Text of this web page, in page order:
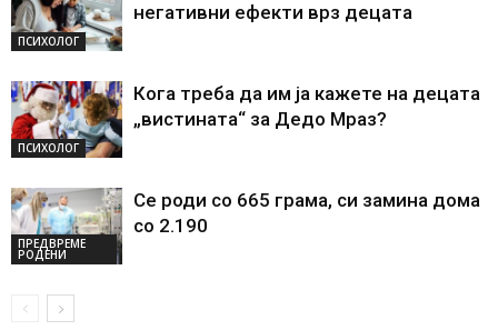
ПСИХОЛОГ
негативни ефекти врз децата
ПСИХОЛОГ
Кога треба да им ја кажете на децата
„вистината“ за Дедо Мраз?
ПРЕДВРЕМЕ
РОДЕНИ
Се роди со 665 грама, си замина дома
со 2.190